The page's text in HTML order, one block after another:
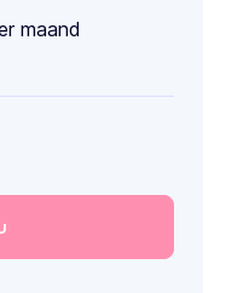
maand